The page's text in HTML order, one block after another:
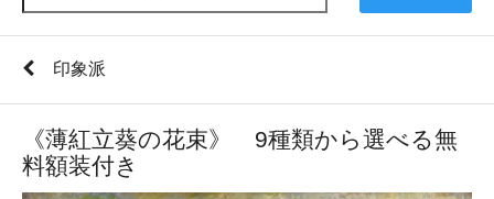
印象派
《薄紅立葵の花束》 9種類から選べる無
料額装付き